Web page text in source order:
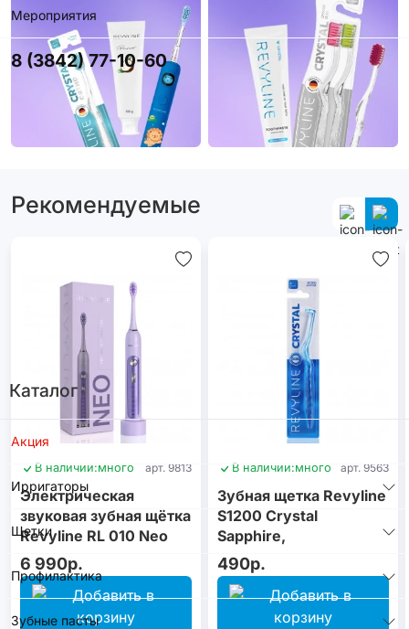
Мероприятия
8 (3842) 77-10-60
Каталог
Акция
Ирригаторы
Щетки
Профилактика
Зубные пасты
Рекомендуемые
В наличии:много арт. 9813
Электрическая
звуковая зубная щётка
Revyline RL 010 Neo
Violet
6 990р.
В наличии:много арт. 9563
Зубная щетка Revyline
S1200 Crystal
Sapphire,
монопучковая
490р.